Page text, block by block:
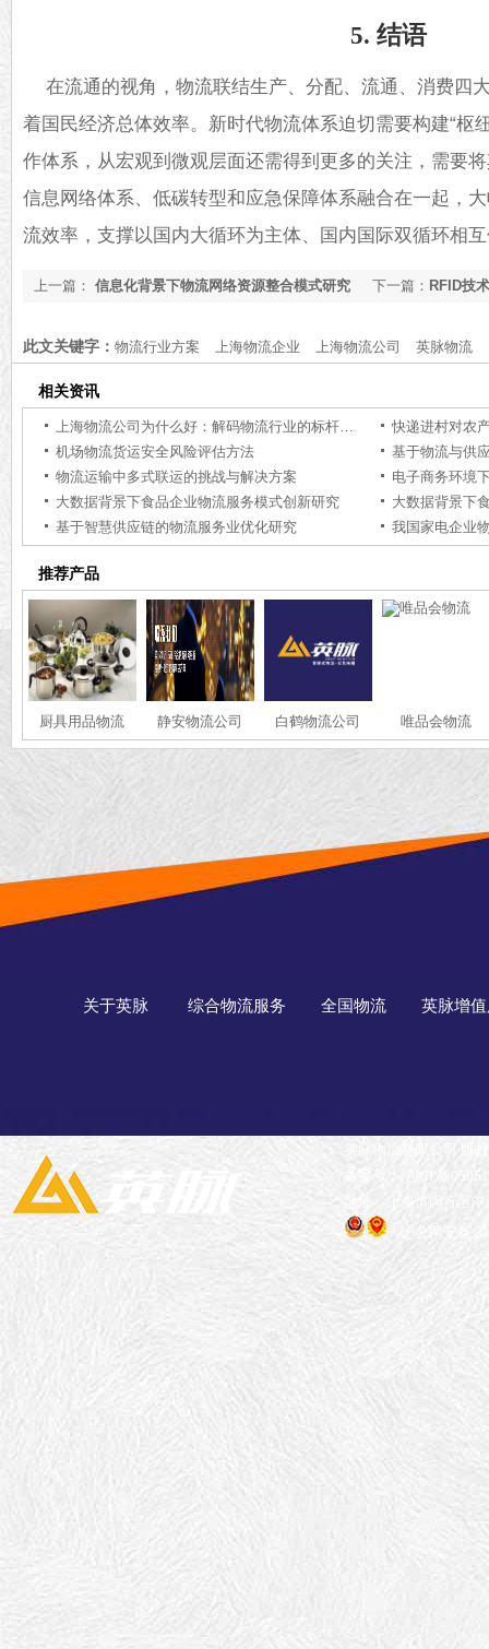
5. 结语
在流通的视角，物流联结生产、分配、流通、消费四
着国民经济总体效率。新时代物流体系迫切需要构建“枢
作体系，从宏观到微观层面还需得到更多的关注，需要
信息网络体系、低碳转型和应急保障体系融合在一起，
流效率，支撑以国内大循环为主体、国内国际双循环相
下一篇： RFID技
上一篇： 信息化背景下物流网络资源整合模式研究
此文关键字： 物流行业方案 上海物流企业 上海物流公司 英脉物流
相关资讯
上海物流公司为什么好：解码物流行业的标杆力量【行业百科】
快递进村对农
机场物流货运安全风险评估方法
基于物流与供
物流运输中多式联运的挑战与解决方案
电子商务环境
大数据背景下食品企业物流服务模式创新研究
大数据背景下
基于智慧供应链的物流服务业优化研究
推荐产品
厨具用品物流 静安物流公司 白鹤物流公司 唯品会物流
关于英脉 综合物流服务 全国物流 英脉增
英脉物流有限公司 版
备案号：沪ICP备
地址：上海市闵行区
沪公网安备